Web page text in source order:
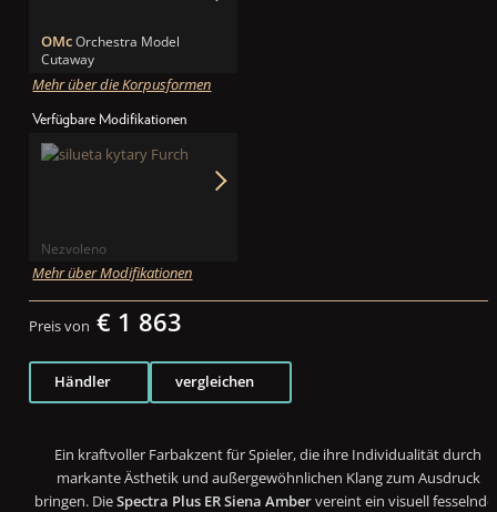
OMc Orchestra Model
Cutaway
Mehr über die Korpusformen
Verfügbare Modifikationen
Nezvoleno
Mehr über Modifikationen
Preis von € 1 863
Händler vergleichen
Ein kraftvoller Farbakzent für Spieler, die ihre Individualität durch
markante Ästhetik und außergewöhnlichen Klang zum Ausdruck
bringen. DieSpectra Plus ER Siena Ambervereint ein visuell